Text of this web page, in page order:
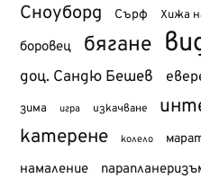
Сноуборд Сърф Хижа
боровец бягане
доц. Сандю Бешев
зима игра изкачване
катерене колело
намаление